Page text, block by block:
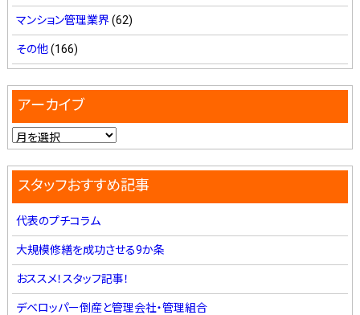
マンション管理業界(62)
その他(166)
アーカイブ
スタッフおすすめ記事
代表のプチコラム
大規模修繕を成功させる9か条
おススメ！スタッフ記事！
デベロッパー倒産と管理会社・管理組合